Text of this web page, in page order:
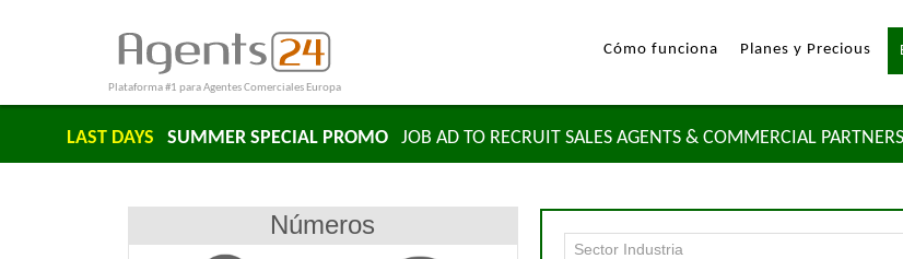
Plataforma #1 para Agentes Comerciales Europa
Cómo funciona Planes y Precious
LAST DAYS SUMMER SPECIAL PROMO JOB AD TO RECRUIT SALES AGENTS & COMMERCIAL
Sector Industria
Números